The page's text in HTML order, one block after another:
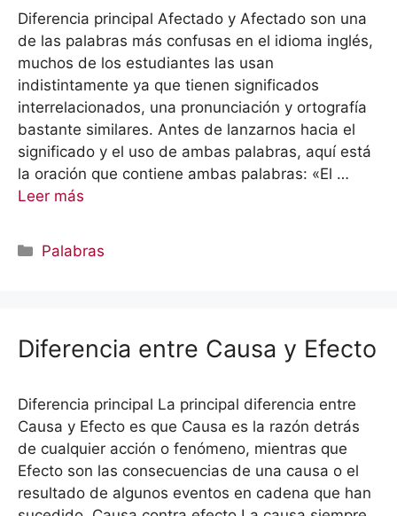
Diferencia principal Afectado y Afectado son una
de las palabras más confusas en el idioma inglés,
muchos de los estudiantes las usan
indistintamente ya que tienen significados
interrelacionados, una pronunciación y ortografía
bastante similares. Antes de lanzarnos hacia el
significado y el uso de ambas palabras, aquí está
la oración que contiene ambas palabras: «El …
Leer más
Categorías
Palabras
Diferencia entre Causa y Efecto
Diferencia principal La principal diferencia entre
Causa y Efecto es que Causa es la razón detrás
de cualquier acción o fenómeno, mientras que
Efecto son las consecuencias de una causa o el
resultado de algunos eventos en cadena que han